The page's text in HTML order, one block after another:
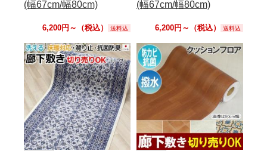
(幅67cm/幅80cm)
6,200円～（税込） 送料込
(幅67cm/幅80cm)
6,200円～（税込） 送料込